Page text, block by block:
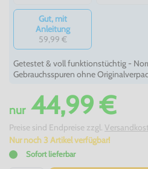
Gut, mit
Anleitung
59,99 €
Getestet & voll funktionstüchtig -
Gebrauchsspuren ohne
nur44,99 €
Preise sind Endpreise zzgl.
Nur noch 3 Artikel verfügbar!
Sofort lieferbar